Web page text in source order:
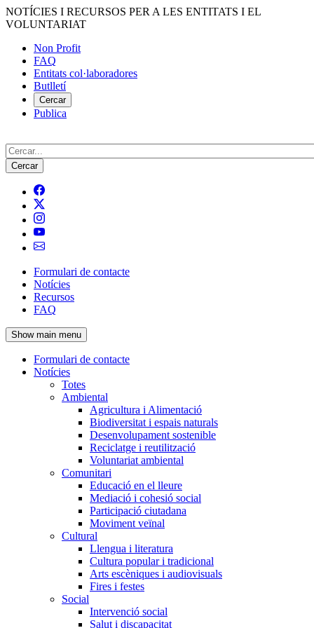
Vés
al
NOTÍCIES I RECURSOS PER A LES ENTITATS I EL
VOLUNTARIAT
Menú
del
compte
d'usuari
Non Profit
FAQ
Entitats col·laboradores
Butlletí
Cercar
Publica
Cerca
Navegació
principal
de
l'encapçalament
Formulari de contacte
Notícies
Recursos
FAQ
Show main menu
Navegació
principal
Formulari de contacte
Notícies
Totes
Ambiental
Agricultura i Alimentació
Biodiversitat i espais naturals
Desenvolupament sostenible
Reciclatge i reutilització
Voluntariat ambiental
Comunitari
Educació en el lleure
Mediació i cohesió social
Participació ciutadana
Moviment veïnal
Cultural
Llengua i literatura
Cultura popular i tradicional
Arts escèniques i audiovisuals
Fires i festes
Social
Intervenció social
Salut i discapacitat